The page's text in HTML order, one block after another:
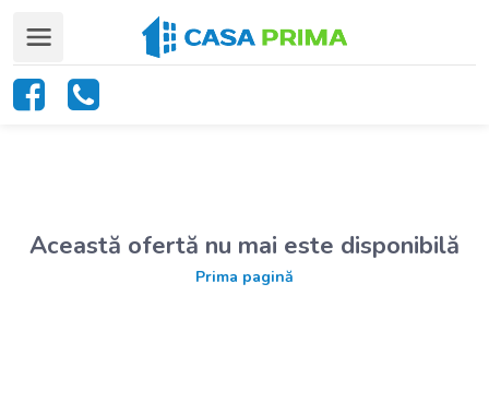
Această ofertă nu mai este disponibilă
Prima pagină